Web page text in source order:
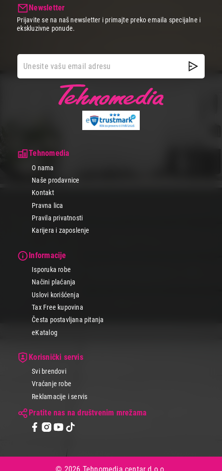
Tehnomedia
O nama
Naše prodavnice
Kontakt
Pravna lica
Pravila privatnosti
Karijera i zaposlenje
Informacije
Isporuka robe
Načini plaćanja
Uslovi korišćenja
Tax Free kupovina
Česta postavljana pitanja
eKatalog
Korisnički servis
Svi brendovi
Vraćanje robe
Reklamacije i servis
Pratite nas na društvenim mrežama
Newsletter
Prijavite se na naš newsletter i primajte preko emaila specijalne i
ekskluzivne ponude.
© 2026 Tehnomedia centar d.o.o.